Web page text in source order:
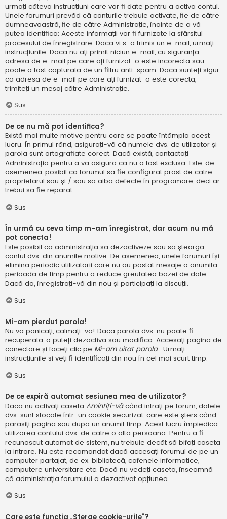
urmați câteva instrucțiuni care vor fi date pentru a activa contul.
Unele forumuri prevăd că conturile trebuie activate, fie de către
dumneavoastră, fie de către Administrație, înainte de a vă
putea identifica; Aceste informații vor fi furnizate la sfârșitul
procesului de înregistrare. Dacă vi s-a trimis un e-mail, urmați
instrucțiunile. Dacă nu ați primit niciun e-mail, cu siguranță,
adresa de e-mail pe care ați furnizat-o este incorectă sau
poate a fost capturată de un filtru anti-spam. Dacă sunteți sigur
că adresa de e-mail pe care ați furnizat-o este corectă,
trimiteți un mesaj către Administrație.
Sus
De ce nu mă pot identifica?
Există mai multe motive pentru care se poate întâmpla acest
lucru. În primul rând, asigurați-vă că numele dvs. de utilizator și
parola sunt ortografiate corect. Dacă există, contactați
Administrația pentru a vă asigura că nu a fost exclusă. Este, de
asemenea, posibil ca forumul să fie configurat prost de către
proprietarul său și / sau să aibă defecte în programare, deci ar
trebui să fie reparat.
Sus
În urmă cu ceva timp m-am înregistrat, dar acum nu mă
pot conecta!
Este posibil ca administrația să dezactiveze sau să șteargă
contul dvs. din anumite motive. De asemenea, unele forumuri își
elimină periodic utilizatorii care nu au postat mesaje o anumită
perioadă de timp pentru a reduce greutatea bazei de date.
Dacă da, înregistrați-vă din nou și participați la discuții.
Sus
Mi-am pierdut parola!
Nu vă panicați, calmați-vă! Dacă parola dvs. nu poate fi
recuperată, o puteți dezactiva sau modifica. Accesați pagina de
conectare și faceți clic pe Mi-am uitat parola . Urmați
instrucțiunile și veți fi identificați din nou în cel mai scurt timp.
Sus
De ce expiră automat sesiunea mea de utilizator?
Dacă nu activați caseta Amintiți-văcând intrați pe forum, datele
dvs. sunt stocate într-un cookie securizat, care este șters când
părăsiți pagina sau după un anumit timp. Acest lucru împiedică
utilizarea contului dvs. de către o altă persoană. Pentru a fi
recunoscut automat de sistem, nu trebuie decât să bifați caseta
la intrare. Nu este recomandat dacă accesați forumul de pe un
computer partajat, de ex. bibliotecă, cafenele informatice,
computere universitare etc. Dacă nu vedeți caseta, înseamnă
că administrația forumului a dezactivat opțiunea.
Sus
Care este funcția „Șterge cookie-urile”?